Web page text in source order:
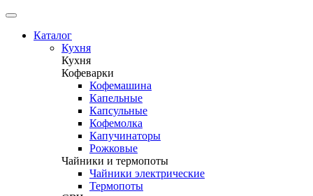
Каталог
Кухня
Кухня
Кофеварки
Кофемашина
Капельные
Капсульные
Кофемолка
Капучинаторы
Рожковые
Чайники и термопоты
Чайники электрические
Термопоты